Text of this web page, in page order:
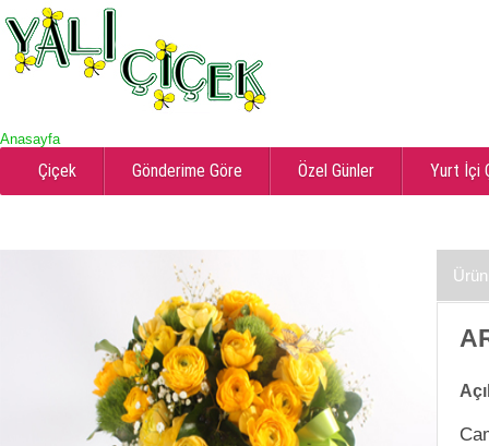
Anasayfa
Çiçek Gönderime Göre Özel Günler Yurt İçi